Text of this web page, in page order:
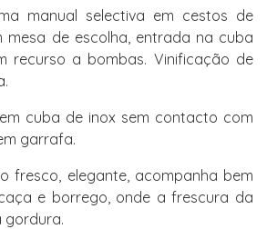
manual selectiva em cestos de
mesa de escolha, entrada na cuba
recurso a bombas. Vinificação de
cuba de inox sem contacto com
garrafa.
fresco, elegante, acompanha bem
e borrego, onde a frescura da
gordura.